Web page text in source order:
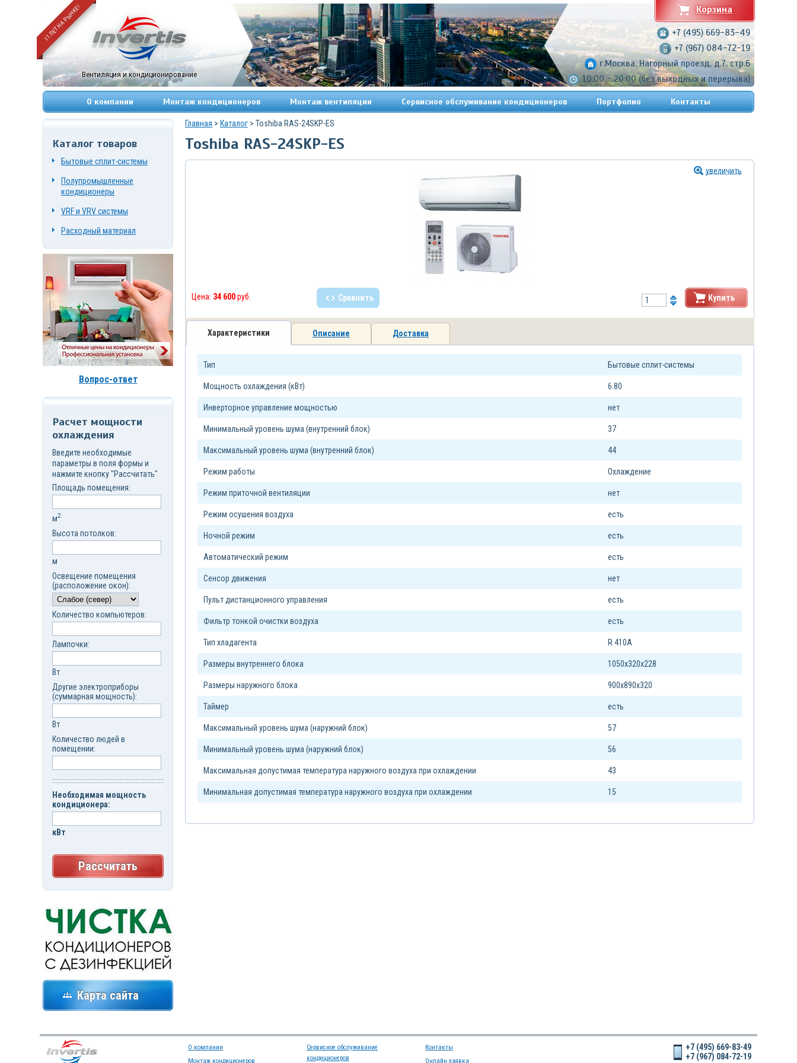
11 ЛЕТ НА РЫНКЕ!
Вентиляция и кондиционирование
+7 (495) 669-83-49
+7 (967) 084-72-19
г.Москва, Нагорный проезд, д.7, стр.6
10:00 - 20:00 (без выходных и перерыва)
Корзина
О компании Монтаж кондиционеров Монтаж вентиляции Сервисное обслуживание кондиционеров Портфолио Контакты
Главная > Каталог > Toshiba RAS-24SKP-ES
Toshiba RAS-24SKP-ES
увеличить
Цена: 34 600руб. Сравнить Купить
Характеристики Описание Доставка
Тип Бытовые сплит-системы
Мощность охлаждения (кВт) 6.80
Инверторное управление мощностью нет
Минимальный уровень шума (внутренний блок) 37
Максимальный уровень шума (внутренний блок) 44
Режим работы Охлаждение
Режим приточной вентиляции нет
Режим осушения воздуха есть
Ночной режим есть
Автоматический режим есть
Сенсор движения нет
Пульт дистанционного управления есть
Фильтр тонкой очистки воздуха есть
Тип xладагента R 410A
Размеры внутреннего блока 1050х320х228
Размеры наружного блока 900х890х320
Таймер есть
Максимальный уровень шума (наружний блок) 57
Минимальный уровень шума (наружний блок) 56
Максимальная допустимая температура наружного воздуха при охлаждении 43
Минимальная допустимая температура наружного воздуха при охлаждении 15
Каталог товаров
Бытовые сплит-системы
Полупромышленные
кондиционеры
VRF и VRV системы
Расходный материал
Вопрос-ответ
Расчет мощности
охлаждения
Введите необходимые
параметры в поля формы и
нажмите кнопку "Рассчитать"
Площадь помещения:
м2
Высота потолков:
м
Освещение помещения
(расположение окон):
Количество компьютеров:
Лампочки:
Вт
Другие электроприборы
(суммарная мощность):
Вт
Количество людей в
помещении:
Необходимая мощность
кондиционера:
кВт
Рассчитать
Карта сайта
О компании
Монтаж кондиционеров
Сервисное обслуживание
кондиционеров
Контакты
Онлайн заявка
+7 (495) 669-83-49
+7 (967) 084-72-19